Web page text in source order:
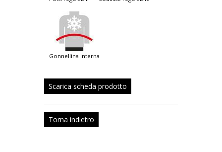
gonnellina interna
Scarica scheda prodotto
Torna indietro